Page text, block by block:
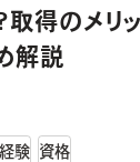
得のメリ
解説
験 資格